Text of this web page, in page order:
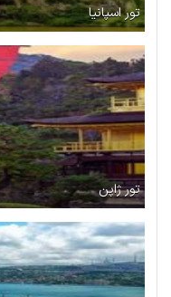
تور اسپانیا
تور ژاپن